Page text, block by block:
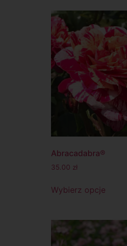
Abracadabra®
35.00 zł
Wybierz opcje